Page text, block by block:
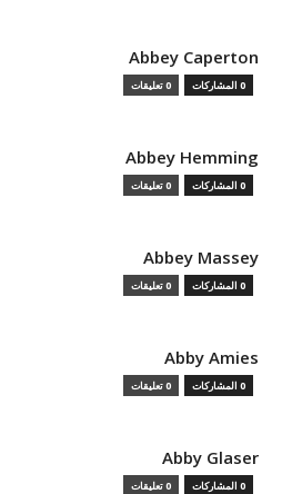
Abbey Caperton
0 المشاركات 0 تعليقات
Abbey Hemming
0 المشاركات 0 تعليقات
Abbey Massey
0 المشاركات 0 تعليقات
Abby Amies
0 المشاركات 0 تعليقات
Abby Glaser
0 المشاركات 0 تعليقات